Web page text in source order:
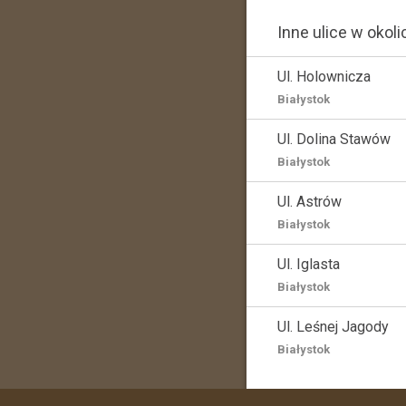
Inne ulice w
Ul. Holownicza
Białystok
Ul. Dolina Stawów
Białystok
Ul. Astrów
Białystok
Ul. Iglasta
Białystok
Ul. Leśnej Jagody
Białystok